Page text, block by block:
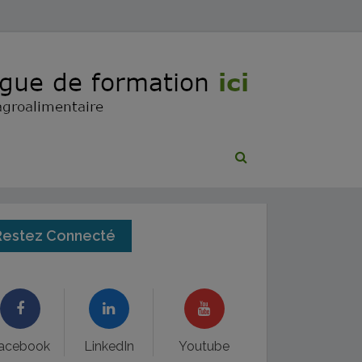
Connecté
LinkedIn Youtube